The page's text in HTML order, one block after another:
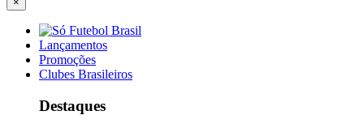
Lançamentos
Promoções
Clubes Brasileiros
Destaques